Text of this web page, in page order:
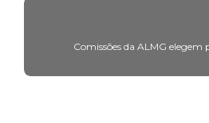
Comissões da ALMG elegem